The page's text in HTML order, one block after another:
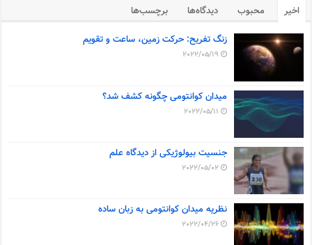
اخیر محبوب دیدگاه‌ها برچسب‌ها
زنگ تفریح: حرکت زمین، ساعت و تقویم
2022/05/19
میدان کوانتومی چگونه کشف شد؟
2022/05/11
جنسیت بیولوژیکی از دیدگاه علم
2022/05/02
نظریه میدان کوانتومی به زبان ساده
2022/04/26